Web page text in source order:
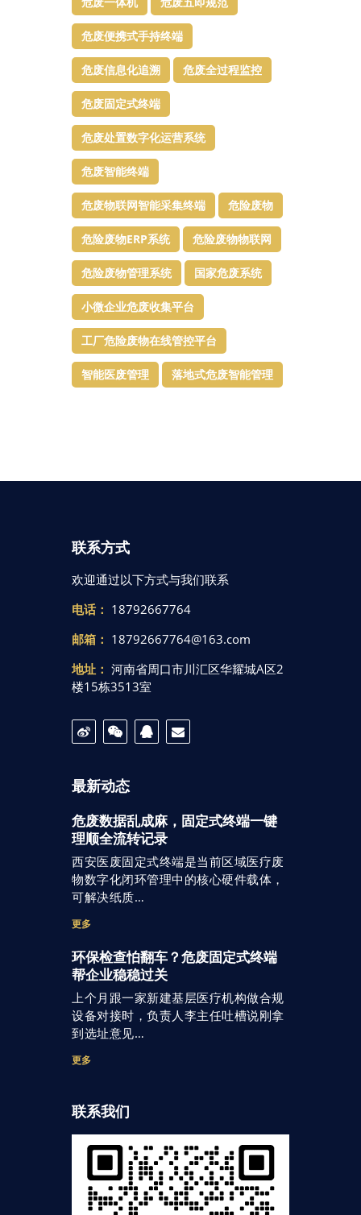
危废便携式手持终端
危废信息化追溯 危废全过程监控
危废固定式终端
危废处置数字化运营系统
危废智能终端
危废物联网智能采集终端 危险废物
危险废物ERP系统 危险废物物联网
危险废物管理系统 国家危废系统
小微企业危废收集平台
工厂危险废物在线管控平台
智能医废管理 落地式危废智能管理
联系方式
欢迎通过以下方式与我们联系
电话： 18792667764
邮箱： 18792667764@163.com
地址： 河南省周口市川汇区华耀城A区2
楼15栋3513室
最新动态
危废数据乱成麻，固定式终端一键
理顺全流转记录
西安医废固定式终端是当前区域医疗废
物数字化闭环管理中的核心硬件载体，
可解决纸质…
更多
环保检查怕翻车？危废固定式终端
帮企业稳稳过关
上个月跟一家新建基层医疗机构做合规
设备对接时，负责人李主任吐槽说刚拿
到选址意见…
更多
联系我们